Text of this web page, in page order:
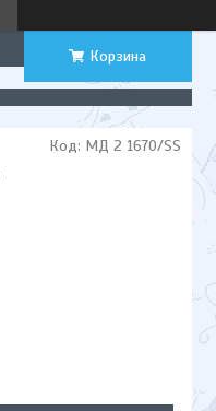
Корзина
Код: МД 2 1670/SS